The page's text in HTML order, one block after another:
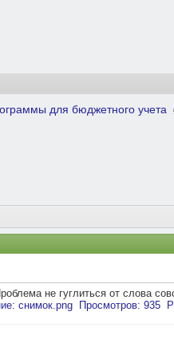
для бюджетного учета
не гуглиться от слова